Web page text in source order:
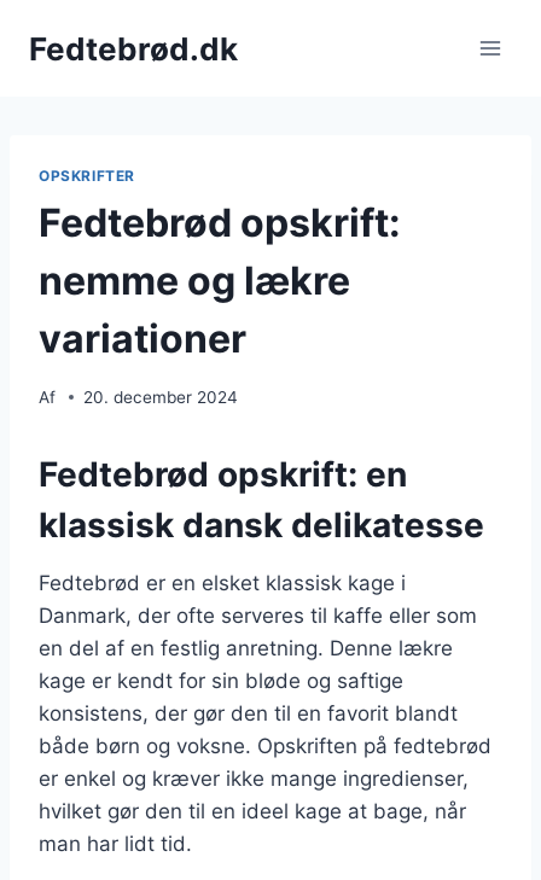
Fedtebrød.dk
OPSKRIFTER
Fedtebrød opskrift:
nemme og lækre
variationer
Af 20. december 2024
Fedtebrød opskrift: en
klassisk dansk delikatesse
Fedtebrød er en elsket klassisk kage i
Danmark, der ofte serveres til kaffe eller som
en del af en festlig anretning. Denne lækre
kage er kendt for sin bløde og saftige
konsistens, der gør den til en favorit blandt
både børn og voksne. Opskriften på fedtebrød
er enkel og kræver ikke mange ingredienser,
hvilket gør den til en ideel kage at bage, når
man har lidt tid.